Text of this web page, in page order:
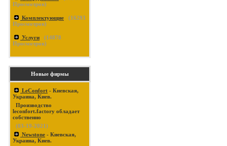
Просмотров)
Комплектующие (16293
Просмотров)
Услуги (14878
Просмотров)
Новые фирмы
LeConfort - Киевская,
Украина, Киев.
Производство
leconfort.factory обладает
собственно
(03-19-2021)
Newstone - Киевская,
Украина, Киев.